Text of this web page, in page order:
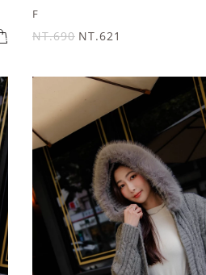
F
NT.690 NT.621